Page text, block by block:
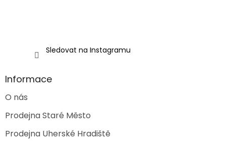
Sledovat na Instagramu
Informace
O nás
Prodejna Staré Město
Prodejna Uherské Hradiště